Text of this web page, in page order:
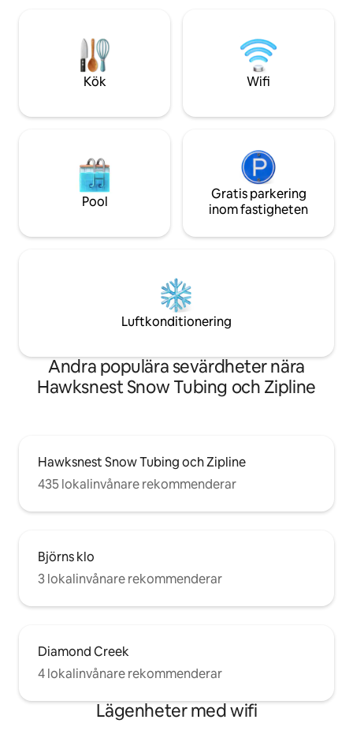
parkering, HDTV
badrum. En kort bilresa på några miles till
antingen Boone
Kök Wifi
Pool
Gratis parkering
inom fastigheten
Luftkonditionering
Andra populära sevärdheter nära
Hawksnest Snow Tubing och Zipline
Hawksnest Snow Tubing och Zipline
435 lokalinvånare rekommenderar
Björns klo
3 lokalinvånare rekommenderar
Diamond Creek
4 lokalinvånare rekommenderar
Lägenheter med wifi